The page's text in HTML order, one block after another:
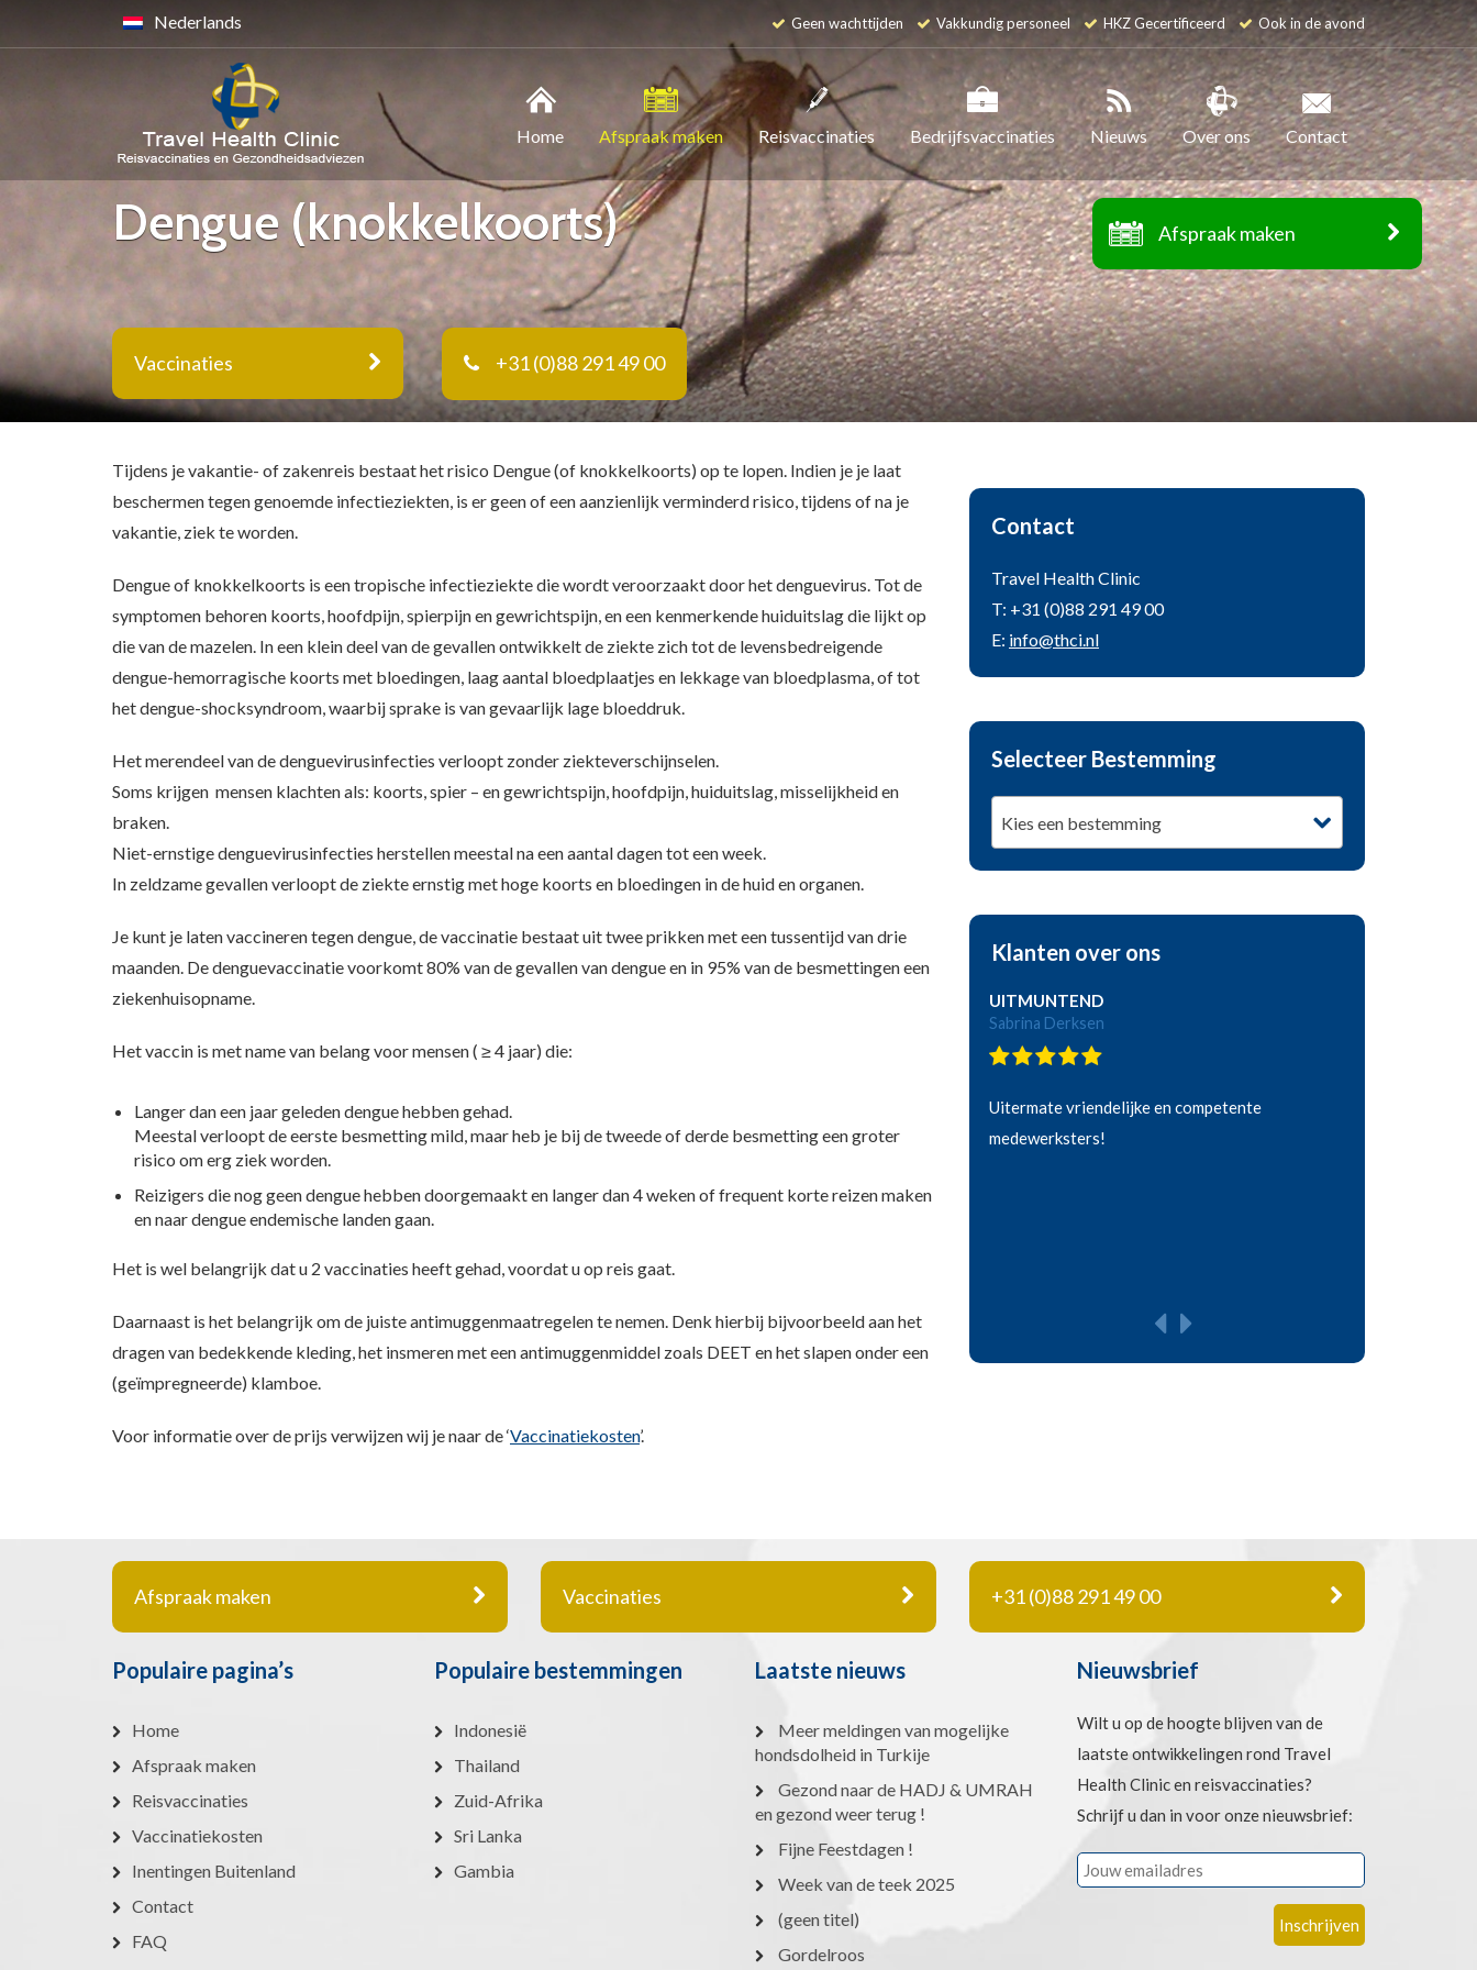
Afspraak maken
Nederlands Geen wachttijden Vakkundig personeel HKZ Gecertificeerd Ook in de avond
Home Afspraak maken Reisvaccinaties Bedrijfsvaccinaties Nieuws Over ons Contact
Dengue (knokkelkoorts)
Vaccinaties +31 (0)88 291 49 00
Tijdens je vakantie- of zakenreis bestaat het risico Dengue (of knokkelkoorts) op te lopen. Indien je je laat
beschermen tegen genoemde infectieziekten, is er geen of een aanzienlijk verminderd risico, tijdens of na je
vakantie, ziek te worden.
Dengue of knokkelkoorts is een tropische infectieziekte die wordt veroorzaakt door het denguevirus. Tot de
symptomen behoren koorts, hoofdpijn, spierpijn en gewrichtspijn, en een kenmerkende huiduitslag die lijkt op
die van de mazelen. In een klein deel van de gevallen ontwikkelt de ziekte zich tot de levensbedreigende
dengue-hemorragische koorts met bloedingen, laag aantal bloedplaatjes en lekkage van bloedplasma, of tot
het dengue-shocksyndroom, waarbij sprake is van gevaarlijk lage bloeddruk.
Het merendeel van de denguevirusinfecties verloopt zonder ziekteverschijnselen.
Soms krijgen mensen klachten als: koorts, spier – en gewrichtspijn, hoofdpijn, huiduitslag, misselijkheid en
braken.
Niet-ernstige denguevirusinfecties herstellen meestal na een aantal dagen tot een week.
In zeldzame gevallen verloopt de ziekte ernstig met hoge koorts en bloedingen in de huid en organen.
Je kunt je laten vaccineren tegen dengue, de vaccinatie bestaat uit twee prikken met een tussentijd van drie
maanden. De denguevaccinatie voorkomt 80% van de gevallen van dengue en in 95% van de besmettingen een
ziekenhuisopname.
Het vaccin is met name van belang voor mensen ( ≥ 4 jaar) die:
Langer dan een jaar geleden dengue hebben gehad.
Meestal verloopt de eerste besmetting mild, maar heb je bij de tweede of derde besmetting een groter
risico om erg ziek worden.
Reizigers die nog geen dengue hebben doorgemaakt en langer dan 4 weken of frequent korte reizen maken
en naar dengue endemische landen gaan.
Het is wel belangrijk dat u 2 vaccinaties heeft gehad, voordat u op reis gaat.
Daarnaast is het belangrijk om de juiste antimuggenmaatregelen te nemen. Denk hierbij bijvoorbeeld aan het
dragen van bedekkende kleding, het insmeren met een antimuggenmiddel zoals DEET en het slapen onder een
(geïmpregneerde) klamboe.
Voor informatie over de prijs verwijzen wij je naar de ‘Vaccinatiekosten’.
Contact
Travel Health Clinic
T: +31 (0)88 291 49 00
E: info@thci.nl
Selecteer Bestemming
Kies een bestemming
Klanten over ons
UITMUNTEND
Sabrina Derksen
Uitermate vriendelijke en competente
medewerksters!
Afspraak maken Vaccinaties +31 (0)88 291 49 00
Populaire pagina’s
Home
Afspraak maken
Reisvaccinaties
Vaccinatiekosten
Inentingen Buitenland
Contact
FAQ
Populaire bestemmingen
Indonesië
Thailand
Zuid-Afrika
Sri Lanka
Gambia
Laatste nieuws
Meer meldingen van mogelijke
hondsdolheid in Turkije
Gezond naar de HADJ & UMRAH
en gezond weer terug !
Fijne Feestdagen !
Week van de teek 2025
(geen titel)
Gordelroos
Nieuwsbrief
Wilt u op de hoogte blijven van de
laatste ontwikkelingen rond Travel
Health Clinic en reisvaccinaties?
Schrijf u dan in voor onze nieuwsbrief: